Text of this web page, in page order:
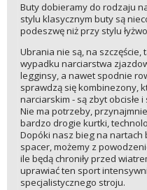
Buty dobieramy do rodzaju
stylu klasycznym buty są
podeszwę niż przy stylu
Ubrania nie są, na
wypadku narciarstwa
legginsy, a nawet spodnie
sprawdzą się kombinezony,
narciarskim - są zbyt obcisłe
Nie ma potrzeby,
bardzo drogie kurtki,
Dopóki nasz bieg na nartach
spacer, możemy z
ile będą chroniły przed
uprawiać ten sport
specjalistycznego stroju.